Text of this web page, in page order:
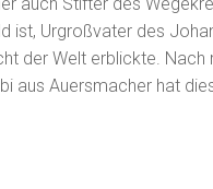
ist, Urgroßvater des
der Welt erblickte. Nach
aus Auersmacher hat